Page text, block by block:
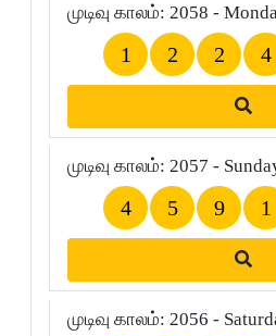
முடிவு காலம்: 2058 -
1 2 2 4
முடிவு காலம்: 2057 -
4 5 9 1
முடிவு காலம்: 2056 -